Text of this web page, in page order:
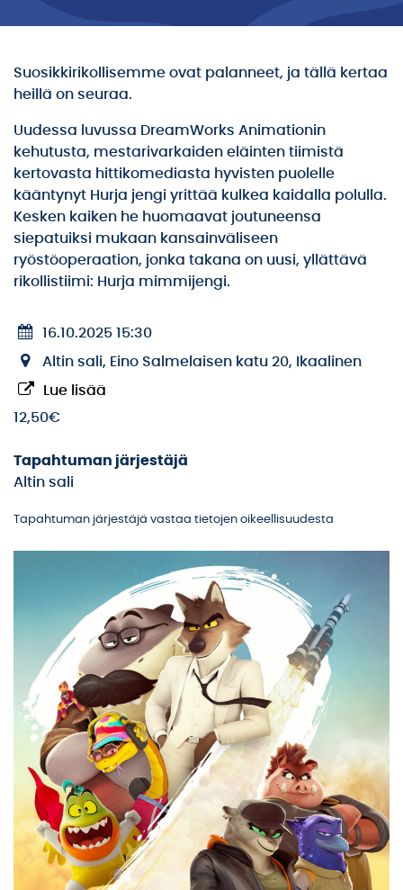
Suosikkirikollisemme ovat palanneet, ja tällä kertaa
heillä on seuraa.
Uudessa luvussa DreamWorks Animationin
kehutusta, mestarivarkaiden eläinten tiimistä
kertovasta hittikomediasta hyvisten puolelle
kääntynyt Hurja jengi yrittää kulkea kaidalla polulla.
Kesken kaiken he huomaavat joutuneensa
siepatuiksi mukaan kansainväliseen
ryöstöoperaation, jonka takana on uusi, yllättävä
rikollistiimi: Hurja mimmijengi.
16.10.2025 15:30
Altin sali, Eino Salmelaisen katu 20, Ikaalinen
Lue lisää
12,50€
Tapahtuman järjestäjä
Altin sali
Tapahtuman järjestäjä vastaa tietojen oikeellisuudesta